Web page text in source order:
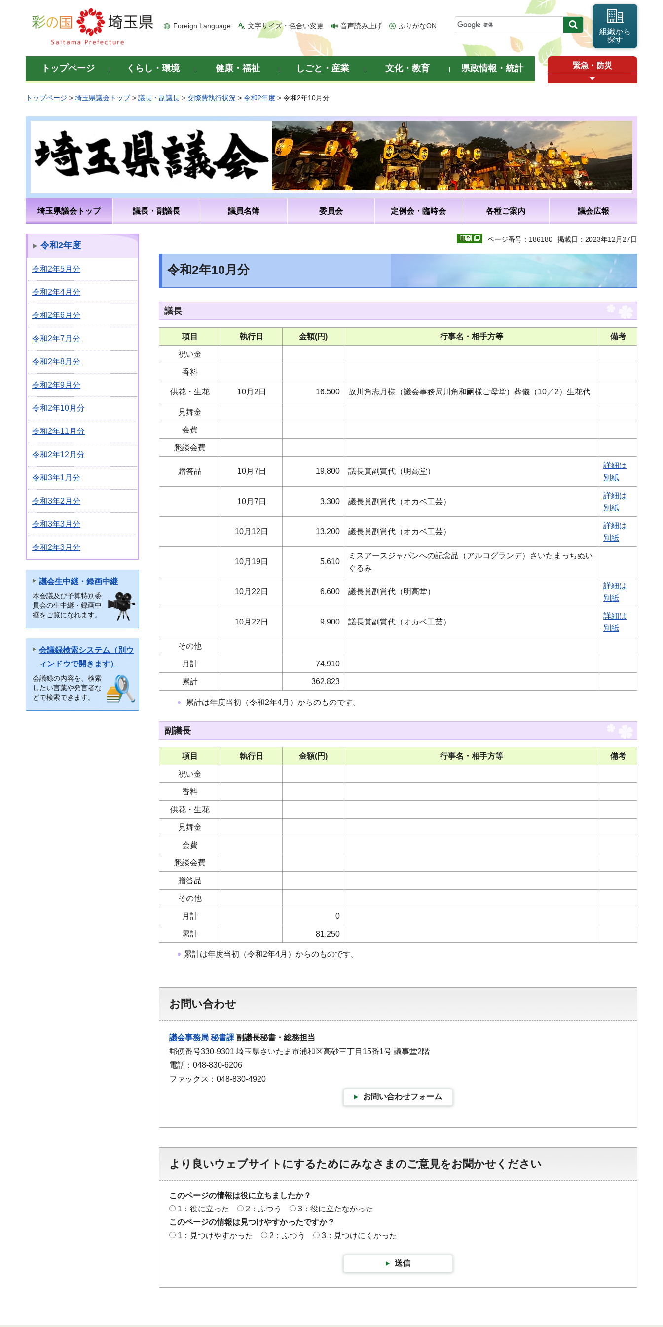
彩の国 埼玉県
Foreign Language 文字サイズ・色合い変更 音声読み上げ ふりがなON
組織から
探す
トップページ くらし・環境 健康・福祉 しごと・産業 文化・教育 県政情報・統計 緊急・防災
トップページ > 埼玉県議会トップ> 議長・副議長 > 交際費執行状況 > 令和2年度 > 令和2年10月分
埼玉県議会トップ 議長・副議長 議員名簿 委員会 定例会・臨時会 各種ご案内 議会広報
令和2年度
令和2年5月分
令和2年4月分
令和2年6月分
令和2年7月分
令和2年8月分
令和2年9月分
令和2年10月分
令和2年11月分
令和2年12月分
令和3年1月分
令和3年2月分
令和3年3月分
令和2年3月分
議会生中継・録画中継
本会議及び予算特別委
員会の生中継・録画中
継をご覧になれます。
会議録検索システム（別ウ
ィンドウで開きます）
会議録の内容を、検索
したい言葉や発言者な
どで検索できます。
ページ番号：186180 掲載日：2023年12月27日
令和2年10月分
議長
項目 執行日 金額(円) 行事名・相手方等 備考
祝い金
香料
供花・生花 10月2日 16,500 故川角志月様（議会事務局川角和嗣様ご母堂）葬儀（10／2）生花代
見舞金
会費
懇談会費
贈答品 10月7日 19,800 議長賞副賞代（明高堂）
詳細は
別紙
10月7日 3,300 議長賞副賞代（オカベ工芸）
詳細は
別紙
10月12日 13,200 議長賞副賞代（オカベ工芸）
詳細は
別紙
10月19日 5,610
ミスアースジャパンへの記念品（アルコグランデ）さいたまっちぬい
ぐるみ
10月22日 6,600 議長賞副賞代（明高堂）
詳細は
別紙
10月22日 9,900 議長賞副賞代（オカベ工芸）
詳細は
別紙
その他
月計 74,910
累計 362,823
累計は年度当初（令和2年4月）からのものです。
副議長
項目 執行日 金額(円) 行事名・相手方等 備考
祝い金
香料
供花・生花
見舞金
会費
懇談会費
贈答品
その他
月計 0
累計 81,250
累計は年度当初（令和2年4月）からのものです。
お問い合わせ
議会事務局 秘書課副議長秘書・総務担当
郵便番号330-9301 埼玉県さいたま市浦和区高砂三丁目15番1号 議事堂2階
電話：048-830-6206
ファックス：048-830-4920
お問い合わせフォーム
より良いウェブサイトにするためにみなさまのご意見をお聞かせください
このページの情報は役に立ちましたか？
1：役に立った
2：ふつう
3：役に立たなかった
このページの情報は見つけやすかったですか？
1：見つけやすかった
2：ふつう 3：見つけにくかった
送信